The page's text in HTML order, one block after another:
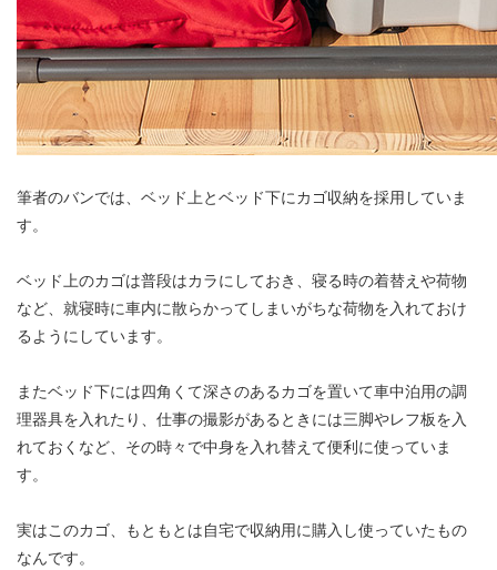
筆者のバンでは、ベッド上とベッド下にカゴ収納を採用していま
す。
ベッド上のカゴは普段はカラにしておき、寝る時の着替えや荷物
など、就寝時に車内に散らかってしまいがちな荷物を入れておけ
るようにしています。
またベッド下には四角くて深さのあるカゴを置いて車中泊用の調
理器具を入れたり、仕事の撮影があるときには三脚やレフ板を入
れておくなど、その時々で中身を入れ替えて便利に使っていま
す。
実はこのカゴ、もともとは自宅で収納用に購入し使っていたもの
なんです。